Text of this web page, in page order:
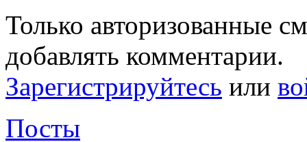
Только авторизованные
добавлять комментарии.
Зарегистрируйтесь или
Посты